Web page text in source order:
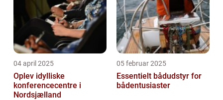
04 april 2025
Oplev idylliske
konferencecentre i
Nordsjælland
05 februar 2025
Essentielt bådudstyr for
bådentusiaster